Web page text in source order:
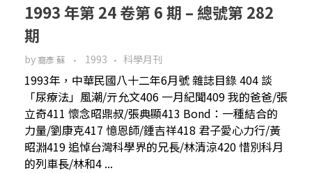
1993 年第 24 卷第 6 期 – 總號第 282
期
by 裔彥 蘇 1993 科學月刊
1993年，中華民國八十二年6月號 雜誌目錄 404 談
「尿療法」風潮/亓允文406 一月紀聞409 我的爸爸/張
立奇411 懷念昭鼎叔/張典顯413 Bond：一種結合的
力量/劉康克417 憶恩師/鍾吉祥418 君子愛心力行/黃
昭淵419 追悼台灣科學界的兄長/林清涼420 惜別科月
的列車長/林和4 ...